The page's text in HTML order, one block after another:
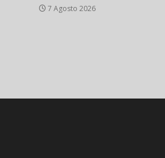
7 Agosto 2026